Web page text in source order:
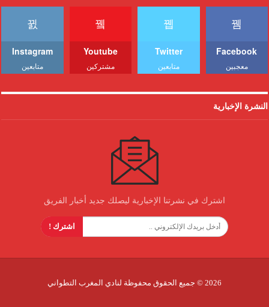
Facebook
معجبين
Twitter
متابعين
Youtube
مشتركين
Instagram
متابعين
النشرة الإخبارية
اشترك في نشرتنا الإخبارية ليصلك جديد أخبار الفريق
اشترك !
2026 © جميع الحقوق محفوظة لنادي المغرب التطواني